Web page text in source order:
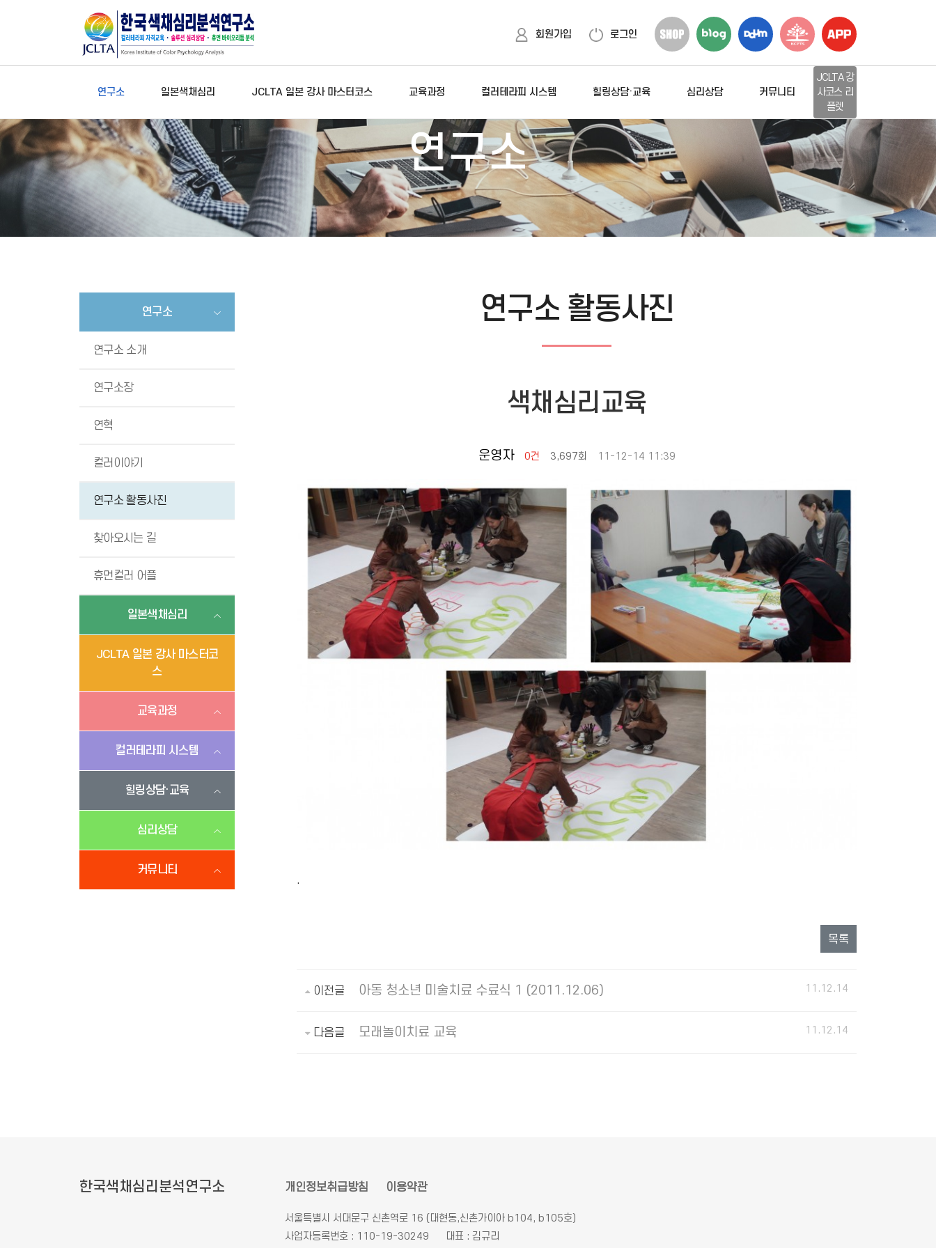
회원가입 로그인
연구소 일본색채심리 JCLTA 일본 강사 마스터코스 교육과정 컬러테라피 시스템 힐링상담·교육 심리상담 커뮤니티
JCLTA 강
사코스 리
플렛
연구소
연구소
연구소 소개
연구소장
연혁
컬러이야기
연구소 활동사진
찾아오시는 길
휴먼컬러 어플
일본색채심리
JCLTA 일본 강사 마스터코
스
교육과정
컬러테라피 시스템
힐링상담·교육
심리상담
커뮤니티
연구소 활동사진
색채심리교육
운영자 0건 3,697회 11-12-14 11:39
.
목록
이전글 아동 청소년 미술치료 수료식 1 (2011.12.06) 11.12.14
다음글 모래놀이치료 교육 11.12.14
한국색채심리분석연구소 개인정보취급방침 이용약관
서울특별시 서대문구 신촌역로 16 (대현동,신촌가이아 b104, b105호)
사업자등록번호 : 110-19-30249
대표 : 김규리